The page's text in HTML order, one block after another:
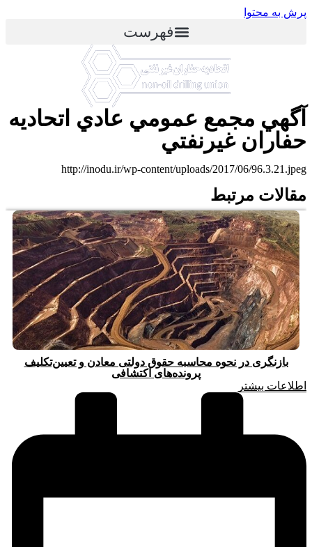
پرش به محتوا
فهرست
آگهي مجمع عمومي عادي اتحاديه
حفاران غيرنفتي
http://inodu.ir/wp-content/uploads/2017/06/96.3.21.jpeg
مقالات مرتبط
بازنگری در نحوه محاسبه حقوق دولتی معادن و تعیین‌تکلیف
پرونده‌های اکتشافی
اطلاعات بیشتر